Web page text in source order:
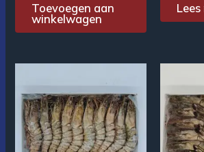
Toevoegen aan
winkelwagen
Lees